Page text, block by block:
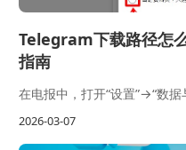
Telegram下载路径怎
指南
在电报中，打开“设置”→“数
2026-03-07